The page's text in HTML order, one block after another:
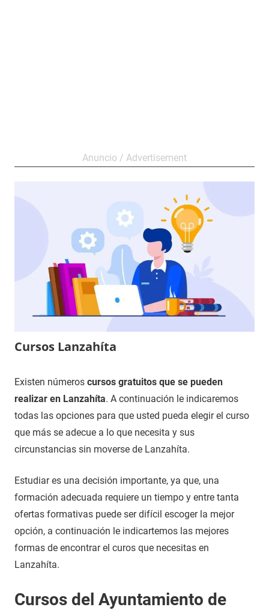
Cursos Lanzahíta
13
de
diciembre
2020
Maria
Cursos
en
Ávila
Existen números cursos gratuitos que se pueden
realizar en Lanzahíta. A continuación le indicaremos
todas las opciones para que usted pueda elegir el curso
que más se adecue a lo que necesita y sus
circunstancias sin moverse de Lanzahíta.
Estudiar es una decisión importante, ya que, una
formación adecuada requiere un tiempo y entre tanta
ofertas formativas puede ser difícil escoger la mejor
opción, a continuación le indicartemos las mejores
formas de encontrar el curos que necesitas en
Lanzahíta.
Cursos del Ayuntamiento de